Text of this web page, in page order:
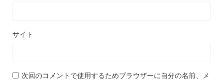
サイト
次回のコメントで使用するためブラウザーに自分の名前、メ